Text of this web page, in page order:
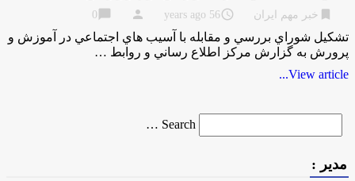
خبر مهم ایران access_time
56 years ago
person
chat_bubble
تشكيل شوراي بررسي و مقابله با آسيب هاي اجتماعي در آموزش و
پرورش به گزارش مركز اطلاع رساني و روابط …
View article...
for
Search …
مدیر :